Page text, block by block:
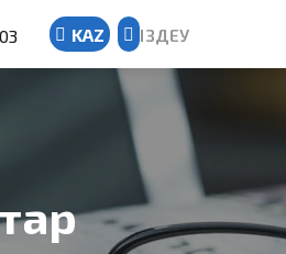
KAZ
Kazakh
Russian
ІЗДЕУ